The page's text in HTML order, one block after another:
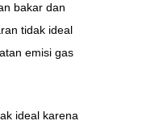
bakar dan
tidak ideal
emisi gas
ideal karena